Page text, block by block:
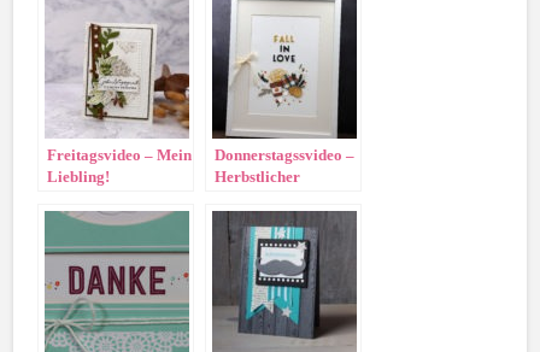
Freitagsvideo – Mein
Liebling!
Donnerstagssvideo –
Herbstlicher